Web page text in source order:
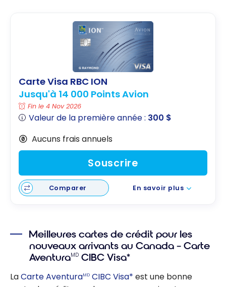
Carte Visa RBC ION
Jusqu'à 14 000 Points Avion
Fin le 4 Nov 2026
Valeur de la première année : 300 $
Aucuns frais annuels
Souscrire
Comparer En savoir plus
Meilleures cartes de crédit pour les
nouveaux arrivants au Canada – Carte
AventuraMD CIBC Visa*
LaCarte AventuraMD CIBC Visa* est une bonne